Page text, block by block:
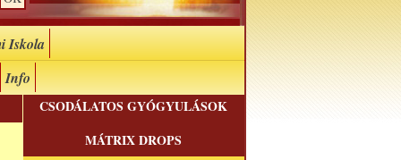
Iskola
Info
CSODÁLATOS GYÓGYULÁSOK
MÁTRIX DROPS